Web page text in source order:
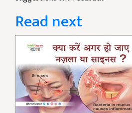
Read next